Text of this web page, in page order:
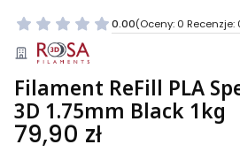
0.00(Oceny: 0 Recenzje:
Filament ReFill PLA
3D 1.75mm Black 1kg
Cena
79,90 zł